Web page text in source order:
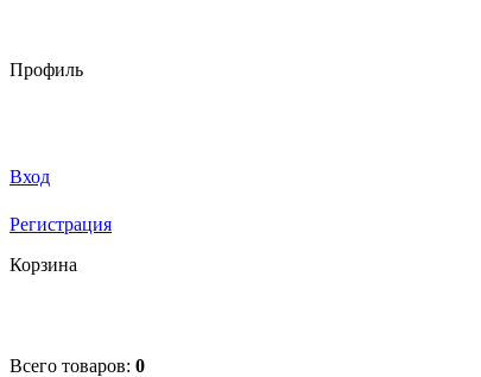
Профиль
Вход
Регистрация
Корзина
Всего товаров: 0